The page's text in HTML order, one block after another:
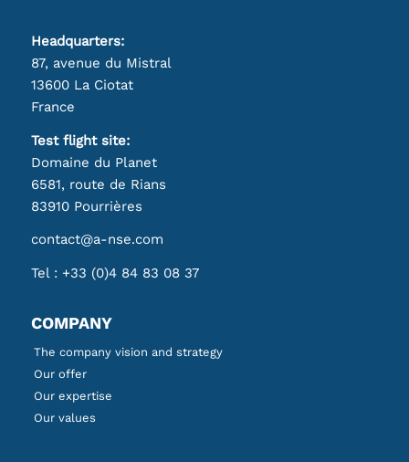
Headquarters:
87, avenue du Mistral
13600 La Ciotat
France
Test flight site:
Domaine du Planet
6581, route de Rians
83910 Pourrières
contact@a-nse.com
Tel : +33 (0)4 84 83 08 37
COMPANY
The company vision and strategy
Our offer
Our expertise
Our values